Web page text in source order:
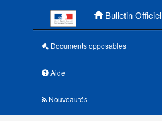
Bulletin Officiel
Documents opposables
Aide
Nouveautés